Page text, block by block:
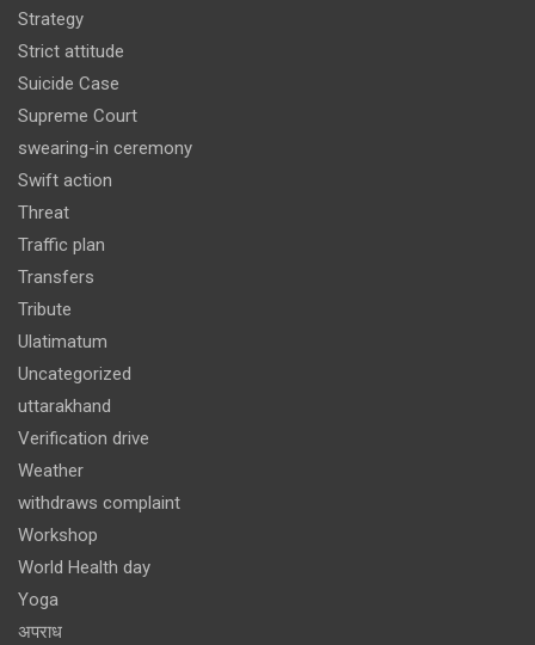
Strategy
Strict attitude
Suicide Case
Supreme Court
swearing-in ceremony
Swift action
Threat
Traffic plan
Transfers
Tribute
Ulatimatum
Uncategorized
uttarakhand
Verification drive
Weather
withdraws complaint
Workshop
World Health day
Yoga
अपराध